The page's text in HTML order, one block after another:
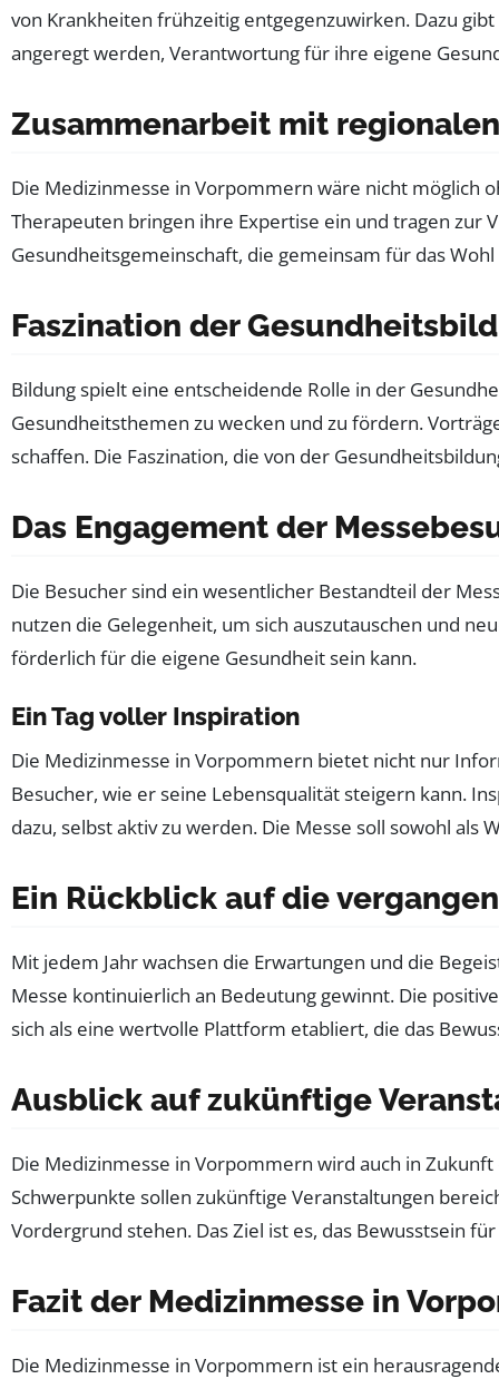
von Krankheiten frühzeitig entgegenzuwirken. Dazu
angeregt werden, Verantwortung für ihre eigene
Zusammenarbeit mit
Die Medizinmesse in Vorpommern wäre nicht möglich
Therapeuten bringen ihre Expertise ein und tragen zur
Gesundheitsgemeinschaft, die gemeinsam für das
Faszination der
Bildung spielt eine entscheidende Rolle in der
Gesundheitsthemen zu wecken und zu fördern.
schaffen. Die Faszination, die von der
Das Engagement der
Die Besucher sind ein wesentlicher Bestandteil der
nutzen die Gelegenheit, um sich auszutauschen und
förderlich für die eigene Gesundheit sein kann.
Ein Tag voller Inspiration
Die Medizinmesse in Vorpommern bietet nicht nur
Besucher, wie er seine Lebensqualität steigern kann.
dazu, selbst aktiv zu werden. Die Messe soll sowohl als
Ein Rückblick auf die
Mit jedem Jahr wachsen die Erwartungen und die
Messe kontinuierlich an Bedeutung gewinnt. Die
sich als eine wertvolle Plattform etabliert, die das
Ausblick auf zukünftige
Die Medizinmesse in Vorpommern wird auch in
Schwerpunkte sollen zukünftige Veranstaltungen
Vordergrund stehen. Das Ziel ist es, das Bewusstsein
Fazit der Medizinmesse in
Die Medizinmesse in Vorpommern ist ein